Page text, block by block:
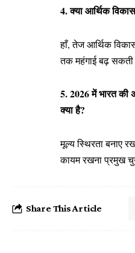
4. क्या आर्थिक
हाँ, तेज आर्थिक
तक महंगाई बढ़ सकती
5. 2026 में भारत की
क्या है?
मूल्य स्थिरता बनाए
कायम रखना प्रमुख
Share This Article